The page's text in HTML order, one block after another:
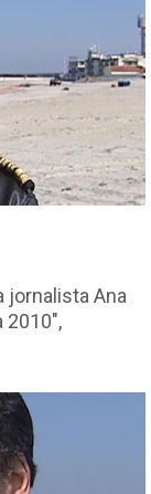
jornalista Ana
2010",